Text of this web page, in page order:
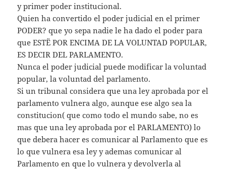
y primer poder institucional.
Quien ha convertido el poder judicial en el primer
PODER? que yo sepa nadie le ha dado el poder para
que ESTË POR ENCIMA DE LA VOLUNTAD POPULAR,
ES DECIR DEL PARLAMENTO.
Nunca el poder judicial puede modificar la voluntad
popular, la voluntad del parlamento.
Si un tribunal considera que una ley aprobada por el
parlamento vulnera algo, aunque ese algo sea la
constitucion( que como todo el mundo sabe, no es
mas que una ley aprobada por el PARLAMENTO) lo
que debera hacer es comunicar al Parlamento que es
lo que vulnera esa ley y ademas comunicar al
Parlamento en que lo vulnera y devolverla al